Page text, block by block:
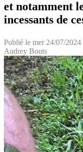
et notamment
incessants de
Publié le mer 24/07/
Audrey Bouts